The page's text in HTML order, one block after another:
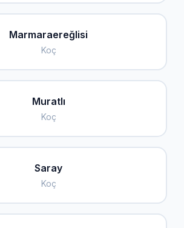
Marmaraereğlisi
Koç
Muratlı
Koç
Saray
Koç